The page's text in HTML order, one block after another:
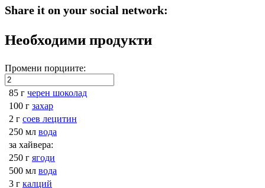
Share it on your social network:
Необходими продукти
Промени порциите:
85 г черен шоколад
100 г захар
2 г соев лецитин
250 мл вода
за хайвера:
250 г ягоди
500 мл вода
3 г калций